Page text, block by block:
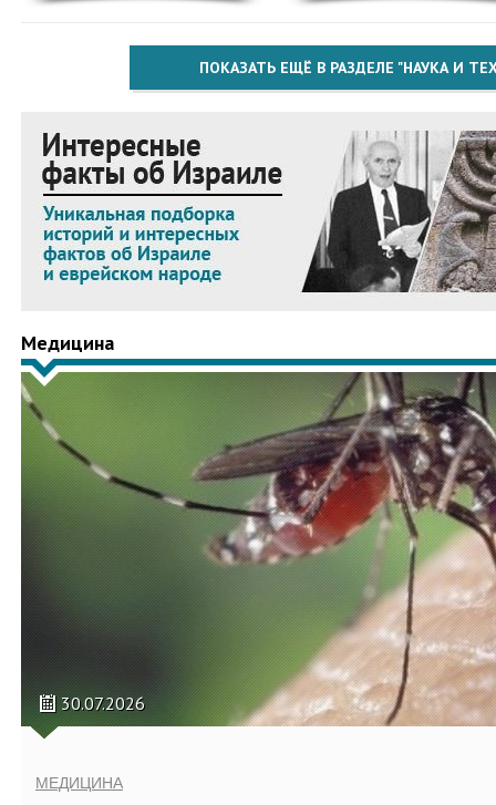
ПОКАЗАТЬ ЕЩЁ В РАЗДЕЛЕ "НАУКА И
Медицина
30.07.2026
МЕДИЦИНА